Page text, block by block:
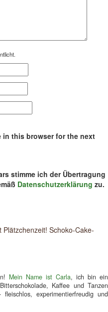
in this browser for the next
stimme ich der Übertragung
Datenschutzerklärung zu.
Plätzchenzeit! Schoko-Cake-
Mein Name ist Carla, ich bin ein
Kaffee und Tanzen
experimentierfreudig und